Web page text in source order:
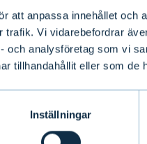
att anpassa innehållet och
Vi vidarebefordrar
och analysföretag som vi
tillhandahållit eller som
Inställningar
på sina